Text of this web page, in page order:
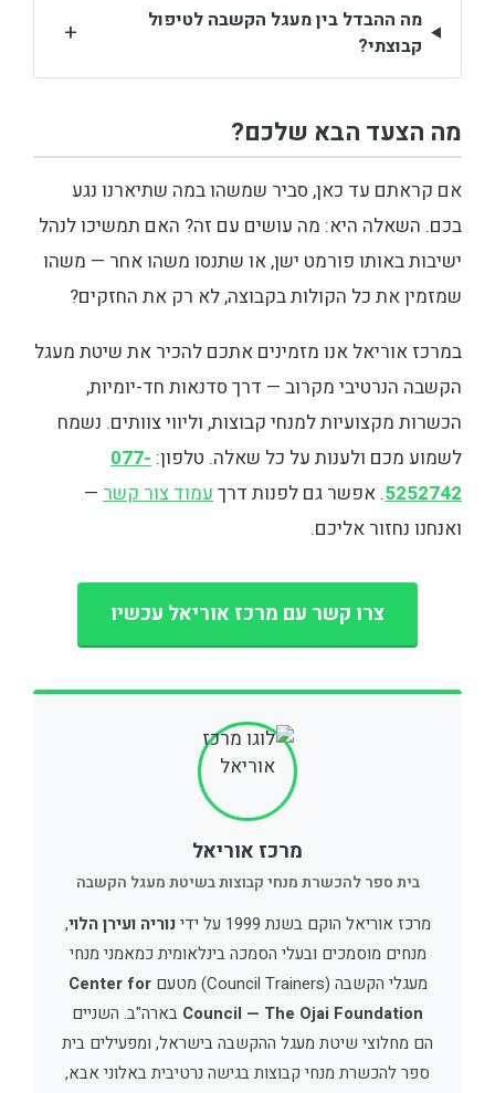
מה ההבדל בין מעגל הקשבה לטיפול
קבוצתי?
+
מה הצעד הבא שלכם?
אם קראתם עד כאן, סביר שמשהו במה שתיארנו נגע
בכם. השאלה היא: מה עושים עם זה? האם תמשיכו לנהל
ישיבות באותו פורמט ישן, או שתנסו משהו אחר — משהו
שמזמין את כל הקולות בקבוצה, לא רק את החזקים?
במרכז אוריאל אנו מזמינים אתכם להכיר את שיטת מעגל
הקשבה הנרטיבי מקרוב — דרך סדנאות חד-יומיות,
הכשרות מקצועיות למנחי קבוצות, וליווי צוותים. נשמח
לשמוע מכם ולענות על כל שאלה. טלפון: 077-
5252742. אפשר גם לפנות דרך עמוד צור קשר —
ואנחנו נחזור אליכם.
צרו קשר עם מרכז אוריאל עכשיו
מרכז אוריאל
בית ספר להכשרת מנחי קבוצות בשיטת מעגל הקשבה
מרכז אוריאל הוקם בשנת 1999 על ידי נוריה ועירן הלוי,
מנחים מוסמכים ובעלי הסמכה בינלאומית כמאמני מנחי
מעגלי הקשבה (Council Trainers) מטעם
Center for
Council — The Ojai Foundation בארה"ב. השניים
הם מחלוצי שיטת מעגל ההקשבה בישראל, ומפעילים בית
ספר להכשרת מנחי קבוצות בגישה נרטיבית באלוני אבא,